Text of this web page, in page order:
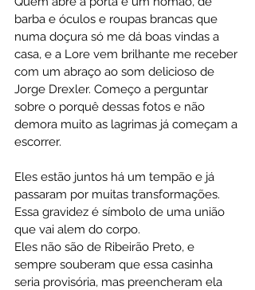
barba e óculos e roupas brancas que
numa doçura só me dá boas vindas a
casa, e a Lore vem brilhante me receber
com um abraço ao som delicioso de
Jorge Drexler. Começo a perguntar
sobre o porquê dessas fotos e não
demora muito as lagrimas já começam a
escorrer.
Eles estão juntos há um tempão e já
passaram por muitas transformações.
Essa gravidez é símbolo de uma união
que vai alem do corpo.
Eles não são de Ribeirão Preto, e
sempre souberam que essa casinha
seria provisória, mas preencheram ela